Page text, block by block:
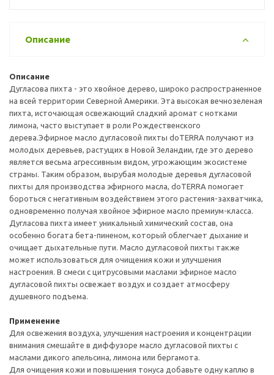
Описание
Описание
Дугласова пихта - это хвойное дерево, широко распространенное
на всей территории Северной Америки. Эта высокая вечнозеленая
пихта, источающая освежающий сладкий аромат с нотками
лимона, часто выступает в роли Рождественского
дерева.Эфирное масло дугласовой пихты doTERRA получают из
молодых деревьев, растущих в Новой Зеландии, где это дерево
является весьма агрессивным видом, угрожающим экосистеме
страны. Таким образом, вырубая молодые деревья дугласовой
пихты для производства эфирного масла, doTERRA помогает
бороться с негативным воздействием этого растения-захватчика,
одновременно получая хвойное эфирное масло премиум-класса.
Дугласова пихта имеет уникальный химический состав, она
особенно богата бета-пиненом, который облегчает дыхание и
очищает дыхательные пути. Масло дугласовой пихты также
может использоваться для очищения кожи и улучшения
настроения. В смеси с цитрусовыми маслами эфирное масло
дугласовой пихты освежает воздух и создает атмосферу
душевного подъема.
Применение
Для освежения воздуха, улучшения настроения и концентрации
внимания смешайте в диффузоре масло дугласовой пихты с
маслами дикого апельсина, лимона или бергамота.
Для очищения кожи и повышения тонуса добавьте одну каплю в